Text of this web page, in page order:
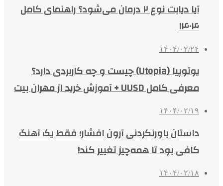
آیا دیابت نوع ۲ درمان می‌شود؟ راهنمای کامل
۱۴۰۴
۱۴۰۴/۰۲/۲۴
یوتوپیا (Utopia) چیست و چه کاربردی دارد؟
معرفی کامل UUSD + آموزش خرید از مهران بیت
۱۴۰۴/۰۲/۱۹
داستان باورنکردنی آرون افشار؛ فقط یک آهنگ
کافی بود تا همه‌چیز تغییر کند!
۱۴۰۴/۰۲/۱۸